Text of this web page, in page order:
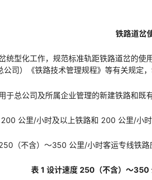
铁路道岔
统型化工作，规范标准轨距铁路道岔的
公司）《铁路技术管理规程》等有关规定，
于总公司及所属企业管理的新建铁路和既
公里/小时及以上铁路和 200 公里/小
（不含）～350 公里/小时客运专线铁路
表 1 设计速度 250（不含）～350